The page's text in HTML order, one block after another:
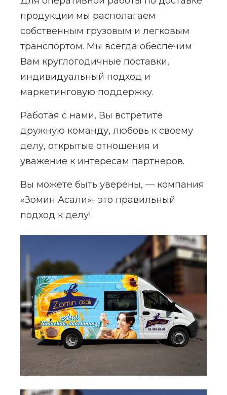
продукции мы располагаем
собственным грузовым и легковым
транспортом. Мы всегда обеспечим
Вам круглогодичные поставки,
индивидуальный подход и
маркетинговую поддержку.
Работая с нами, Вы встретите
дружную команду, любовь к своему
делу, открытые отношения и
уважение к интересам партнеров.
Вы можете быть уверены, — компания
«Зомин Асали»- это правильный
подход к делу!